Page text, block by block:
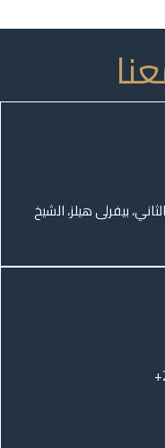
عيادة 208، الدور الثاني، بيفرلى هيلز، الشيخ